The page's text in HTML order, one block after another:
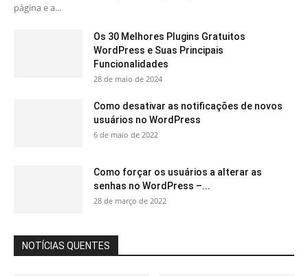
página e a...
Os 30 Melhores Plugins Gratuitos
WordPress e Suas Principais
Funcionalidades
28 de maio de 2024
Como desativar as notificações de novos
usuários no WordPress
6 de maio de 2022
Como forçar os usuários a alterar as
senhas no WordPress –...
28 de março de 2022
NOTÍCIAS QUENTES